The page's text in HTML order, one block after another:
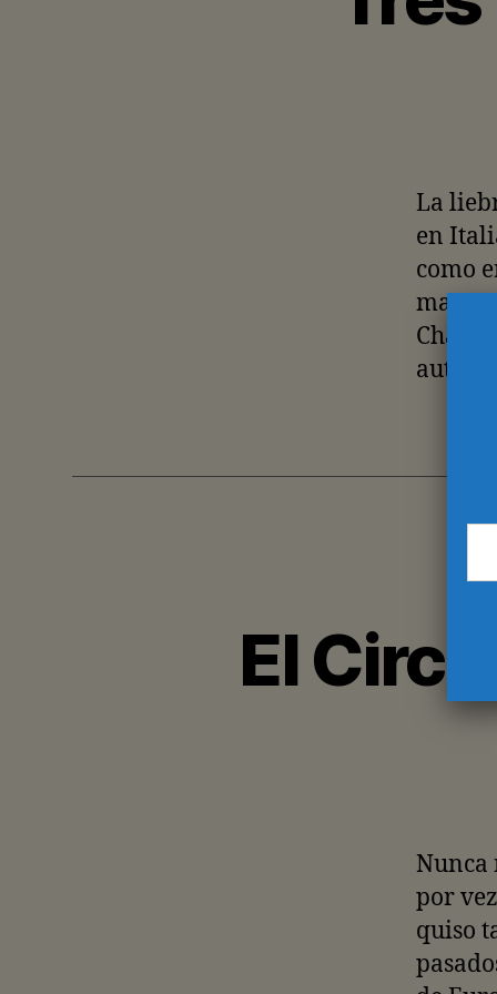
La
en
como
El
Nunca
por
quiso